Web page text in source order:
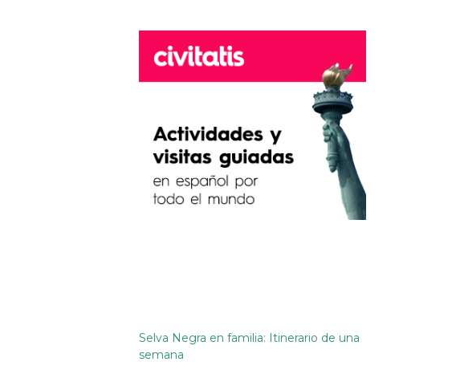
Selva Negra en familia: Itinerario de una
semana